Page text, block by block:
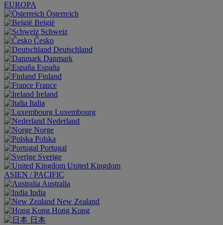
EUROPA
Österreich
België
Schweiz
Česko
Deutschland
Danmark
España
Finland
France
Ireland
Italia
Luxembourg
Nederland
Norge
Polska
Portugal
Sverige
United Kingdom
ASIEN / PACIFIC
Australia
India
New Zealand
Hong Kong
日本